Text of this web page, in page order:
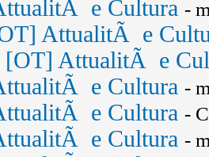
e Cultura -
AttualitÃ e
AttualitÃ e
e Cultura -
e Cultura -
e Cultura -